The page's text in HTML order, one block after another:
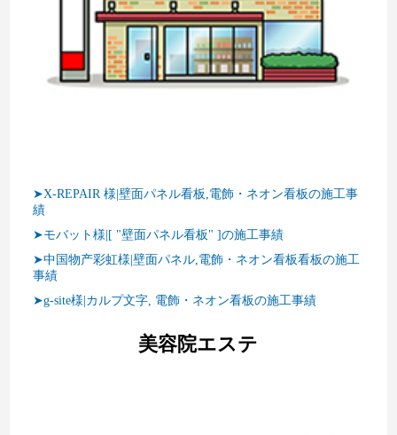
➤X-REPAIR 様|壁面パネル看板,電飾・ネオン看板の施工事
績
➤モバット様|[ "壁面パネル看板" ]の施工事績
➤中国物产彩虹様|壁面パネル,電飾・ネオン看板看板の施工
事績
➤g-site様|カルプ文字, 電飾・ネオン看板の施工事績
美容院エステ